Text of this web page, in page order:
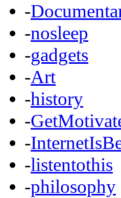
-
-nosleep
-gadgets
-Art
-history
-
-
-listentothis
-philosophy